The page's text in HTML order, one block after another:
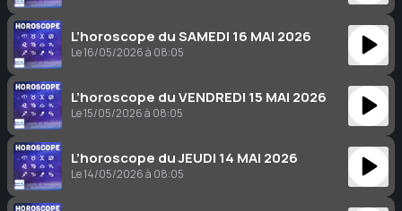
L’horoscope du SAMEDI 16 MAI 2026
Le 16/05/2026 à 08:05
L’horoscope du VENDREDI 15 MAI 2026
Le 15/05/2026 à 08:05
L’horoscope du JEUDI 14 MAI 2026
Le 14/05/2026 à 08:05